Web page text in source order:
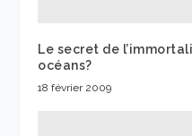
Le secret de
océans?
18 février 2009